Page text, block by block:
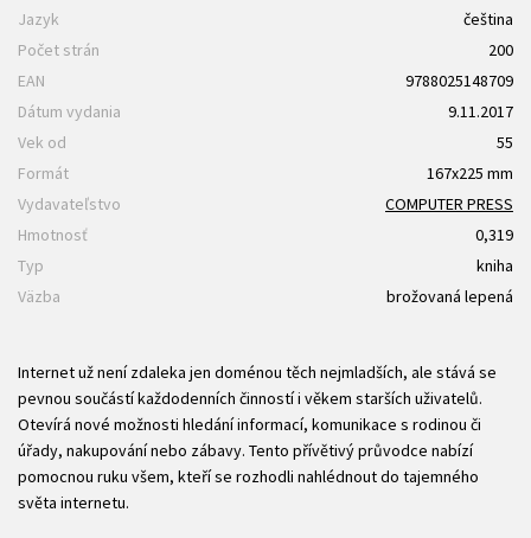
Jazyk
čeština
Počet strán
200
EAN
9788025148709
Dátum vydania
9.11.2017
Vek od
55
Formát
167x225 mm
Vydavateľstvo
COMPUTER PRESS
Hmotnosť
0,319
Typ
kniha
Väzba
brožovaná lepená
Internet už není zdaleka jen doménou těch nejmladších, ale stává se
pevnou součástí každodenních činností i věkem starších uživatelů.
Otevírá nové možnosti hledání informací, komunikace s rodinou či
úřady, nakupování nebo zábavy. Tento přívětivý průvodce nabízí
pomocnou ruku všem, kteří se rozhodli nahlédnout do tajemného
světa internetu.